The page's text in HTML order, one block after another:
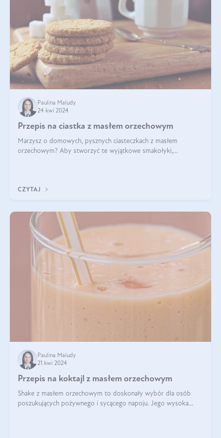
Paulina Maludy
24 kwi 2024
Przepis na ciastka z masłem orzechowym
Marzysz o domowych, pysznych ciasteczkach z masłem
orzechowym? Aby stworzyć te wyjątkowe smakołyki,
CZYTAJ
Paulina Maludy
21 kwi 2024
Przepis na koktajl z masłem orzechowym
Shake z masłem orzechowym to doskonały wybór dla osób
poszukujących pożywnego i sycącego napoju. Jego wysoka